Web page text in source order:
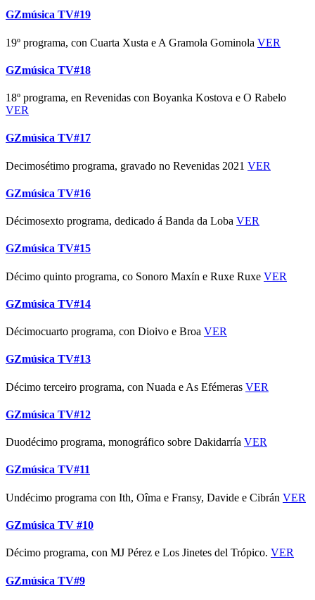
GZmúsica TV#19
19º programa, con Cuarta Xusta e A Gramola Gominola VER
GZmúsica TV#18
18º programa, en Revenidas con Boyanka Kostova e O Rabelo
VER
GZmúsica TV#17
Decimosétimo programa, gravado no Revenidas 2021 VER
GZmúsica TV#16
Décimosexto programa, dedicado á Banda da Loba VER
GZmúsica TV#15
Décimo quinto programa, co Sonoro Maxín e Ruxe Ruxe VER
GZmúsica TV#14
Décimocuarto programa, con Dioivo e Broa VER
GZmúsica TV#13
Décimo terceiro programa, con Nuada e As Efémeras VER
GZmúsica TV#12
Duodécimo programa, monográfico sobre Dakidarría VER
GZmúsica TV#11
Undécimo programa con Ith, Oîma e Fransy, Davide e Cibrán VER
GZmúsica TV #10
Décimo programa, con MJ Pérez e Los Jinetes del Trópico. VER
GZmúsica TV#9